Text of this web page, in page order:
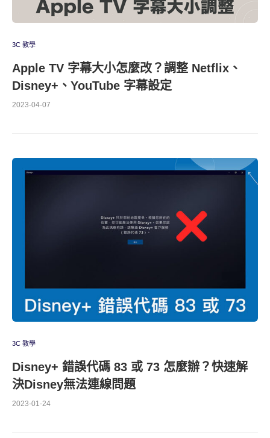
3C 教學
Apple TV 字幕大小怎麼改？調整 Netflix、
Disney+、YouTube 字幕設定
2023-04-07
3C 教學
Disney+ 錯誤代碼 83 或 73 怎麼辦？快速解
決Disney無法連線問題
2023-01-24